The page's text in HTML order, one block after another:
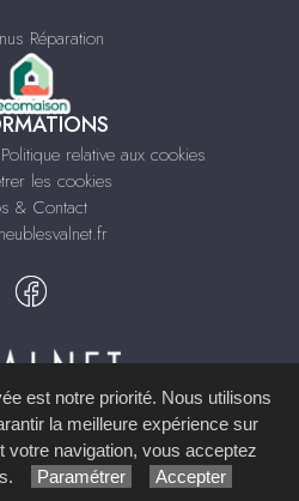
Réparation
relative aux cookies
les cookies
& Contact
de Contenu (SGC)imagenia, créé et
parmémoire d'images.
est notre priorité. Nous utilisons
la meilleure expérience sur
votre navigation, vous acceptez
Paramétrer Accepter